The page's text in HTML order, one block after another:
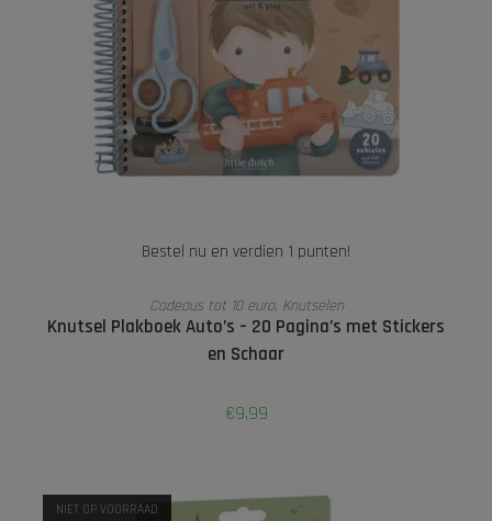
Bestel nu en verdien 1 punten!
TOEVOEGEN AAN WINKELWAGEN
Cadeaus tot 10 euro, Knutselen
Knutsel Plakboek Auto’s – 20 Pagina’s met Stickers
en Schaar
€9,99
NIET OP VOORRAAD